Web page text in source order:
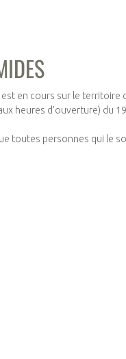
en cours sur le territoire
heures d’ouverture) du
toutes personnes qui le